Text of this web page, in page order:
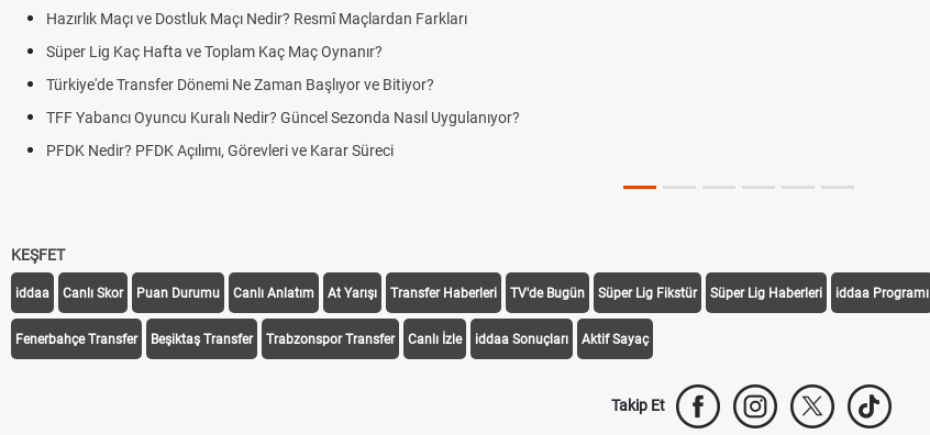
Hazırlık Maçı ve Dostluk Maçı Nedir? Resmî Maçlardan Farkları
Süper Lig Kaç Hafta ve Toplam Kaç Maç Oynanır?
Türkiye'de Transfer Dönemi Ne Zaman Başlıyor ve Bitiyor?
TFF Yabancı Oyuncu Kuralı Nedir? Güncel Sezonda Nasıl Uygulanıyor?
PFDK Nedir? PFDK Açılımı, Görevleri ve Karar Süreci
KEŞFET
iddaa Canlı Skor Puan Durumu Canlı Anlatım At Yarışı Transfer Haberleri TV'de Bugün Süper Lig Fikstür Süper Lig Haberleri iddaa Programı
Fenerbahçe Transfer Beşiktaş Transfer Trabzonspor Transfer Canlı İzle iddaa Sonuçları Aktif Sayaç
Takip Et